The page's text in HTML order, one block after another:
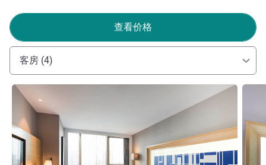
查看价格
客房 (4)
请参阅详情 请参